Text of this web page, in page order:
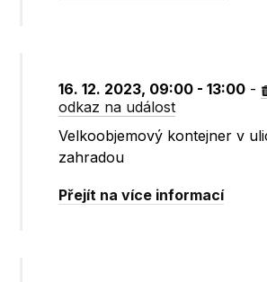
16. 12. 2023, 09:00 - 13:00 -
odkaz na událost
Velkoobjemový kontejner v
zahradou
Přejít na více informací